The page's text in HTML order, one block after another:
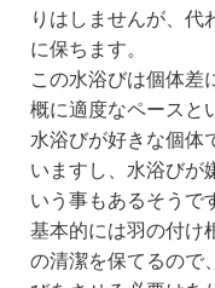
りはしませんが、代
に保ちます。
この水浴びは個体差
概に適度なペースと
水浴びが好きな個体
いますし、水浴びが
いう事もあるそうで
基本的には羽の付け
の清潔を保てるので